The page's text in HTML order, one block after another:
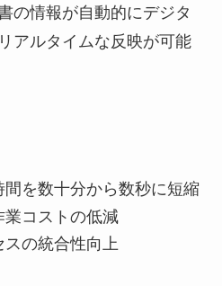
の情報が自動的にデジタ
アルタイムな反映が可能
を数十分から数秒に短縮
業コストの低減
の統合性向上